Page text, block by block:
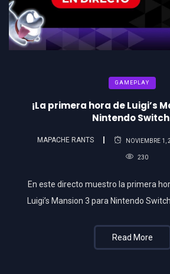
GAMEPLAY
¡La primera hora de Luigi’s
Nintendo
MAPACHE RANTS NOVIEMBRE 1,
230
En este directo muestro la primera
Luigi’s Mansion 3 para Nintendo
Read More